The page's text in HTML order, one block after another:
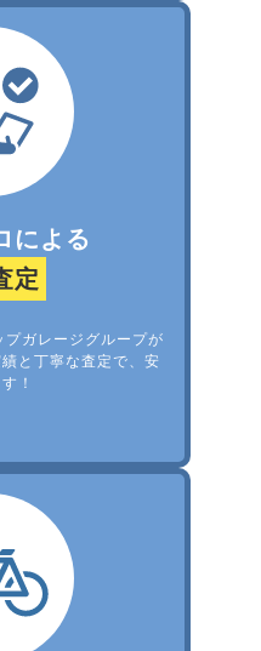
による
定
ガレージグループが
と丁寧な査定で、安
！